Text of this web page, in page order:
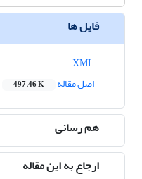
فایل ها
اصل مقاله
497.46 K
هم رسانی
ارجاع به این مقاله